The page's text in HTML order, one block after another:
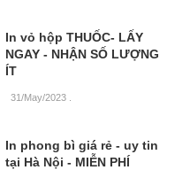
In vỏ hộp THUỐC- LẤY
NGAY - NHẬN SỐ LƯỢNG
ÍT
31/May/2023
In phong bì giá rẻ - uy tin
tại Hà Nội - MIỄN PHÍ